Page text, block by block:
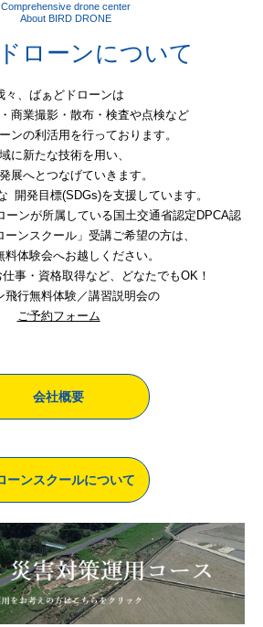
Comprehensive drone center
About BIRD DRONE
ローンについて
々、ばぁどドローンは
商業撮影・散布・検査や点検など
ンの利活⽤を⾏っております。
に新たな技術を⽤い、
展へとつなげていきます。
開発⽬標(SDGs)を⽀援しています。
ーンが所属している国土交通省認定DPCA認
ーンスクール」受講ご希望の方は、
料体験会へお越しください。
事・資格取得など、どなたでもOK！
飛行無料体験／講習説明会の
ご予約フォーム
会社概要
ーンスクールについて